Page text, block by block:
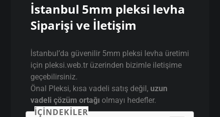
İstanbul 5mm pleksi levha
Siparişi ve İletişim
İstanbul’da güvenilir 5mm pleksi levha üretimi
için pleksi.web.tr üzerinden bizimle iletişime
geçebilirsiniz.
Önal Pleksi, kısa vadeli satış değil, uzun
vadeli çözüm ortağı olmayı hedefler.
İÇINDEKILER